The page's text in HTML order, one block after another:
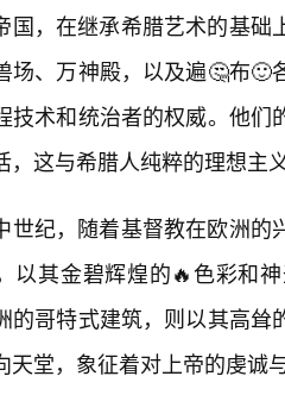
国，在继承希腊艺术的基
场、万神殿，以及遍🤔布
技术和统治者的权威。他
，这与希腊人纯粹的理想主
世纪，随着基督教在欧洲的
以其金碧辉煌的🔥色彩和
的哥特式建筑，则以其高
天堂，象征着对上帝的虔诚